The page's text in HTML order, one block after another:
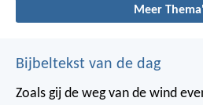
Meer
Bijbeltekst van de dag
Zoals gij de weg van de wind